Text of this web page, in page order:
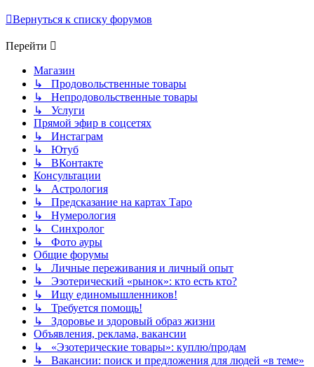
Вернуться к списку форумов
Перейти
Магазин
↳ Продовольственные товары
↳ Непродовольственные товары
↳ Услуги
Прямой эфир в соцсетях
↳ Инстаграм
↳ Ютуб
↳ ВКонтакте
Консультации
↳ Астрология
↳ Предсказание на картах Таро
↳ Нумерология
↳ Синхролог
↳ Фото ауры
Общие форумы
↳ Личные переживания и личный опыт
↳ Эзотерический «рынок»: кто есть кто?
↳ Ищу единомышленников!
↳ Требуется помощь!
↳ Здоровье и здоровый образ жизни
Объявления, реклама, вакансии
↳ «Эзотерические товары»: куплю/продам
↳ Вакансии: поиск и предложения для людей «в теме»